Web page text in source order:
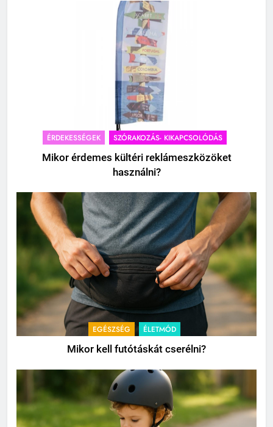
ÉRDEKESSÉGEK SZÓRAKOZÁS- KIKAPCSOLÓDÁS
Mikor érdemes kültéri reklámeszközöket
használni?
EGÉSZSÉG ÉLETMÓD
Mikor kell futótáskát cserélni?